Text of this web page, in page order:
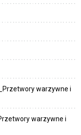
_Przetwory warzywne i
warzywne i